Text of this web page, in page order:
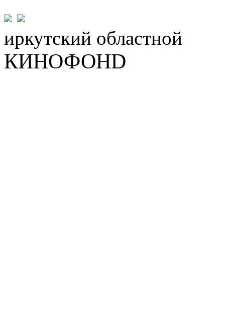
иркутский областной
КИНОФОНD